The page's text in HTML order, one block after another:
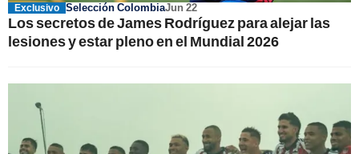
Exclusivo Selección ColombiaJun 22
Los secretos de James Rodríguez para alejar las
lesiones y estar pleno en el Mundial 2026